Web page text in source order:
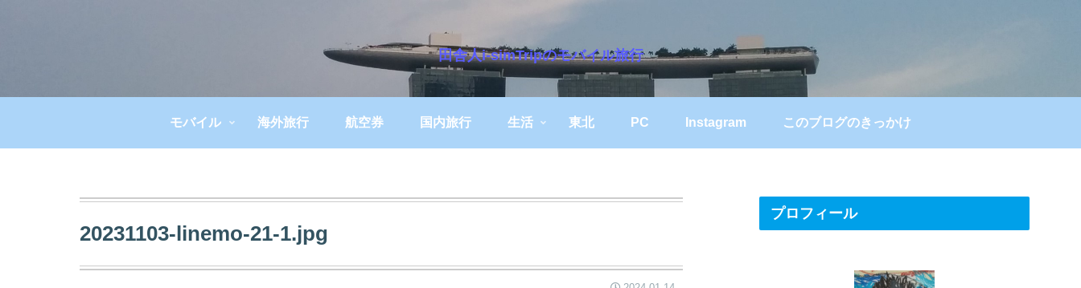
田舎人i-simTripのモバイル旅行
モバイル 海外旅行 航空券 国内旅行 生活 東北 PC Instagram このブログのきっかけ
20231103-linemo-21-1.jpg
プロフィール